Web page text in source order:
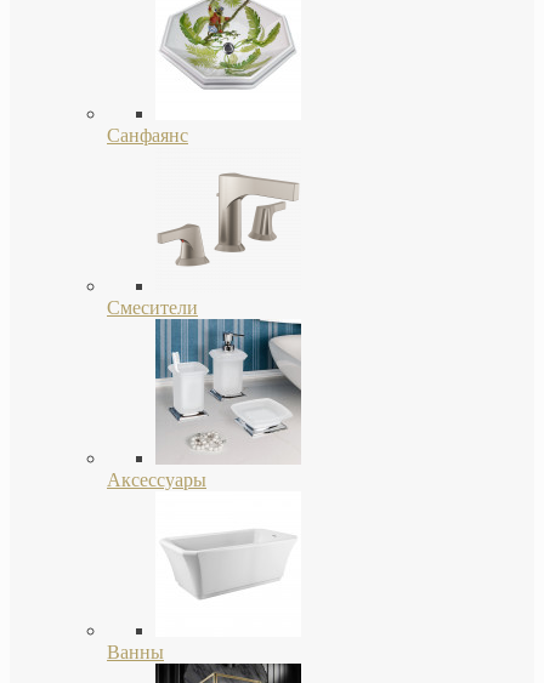
Санфаянс
Смесители
Аксессуары
Ванны